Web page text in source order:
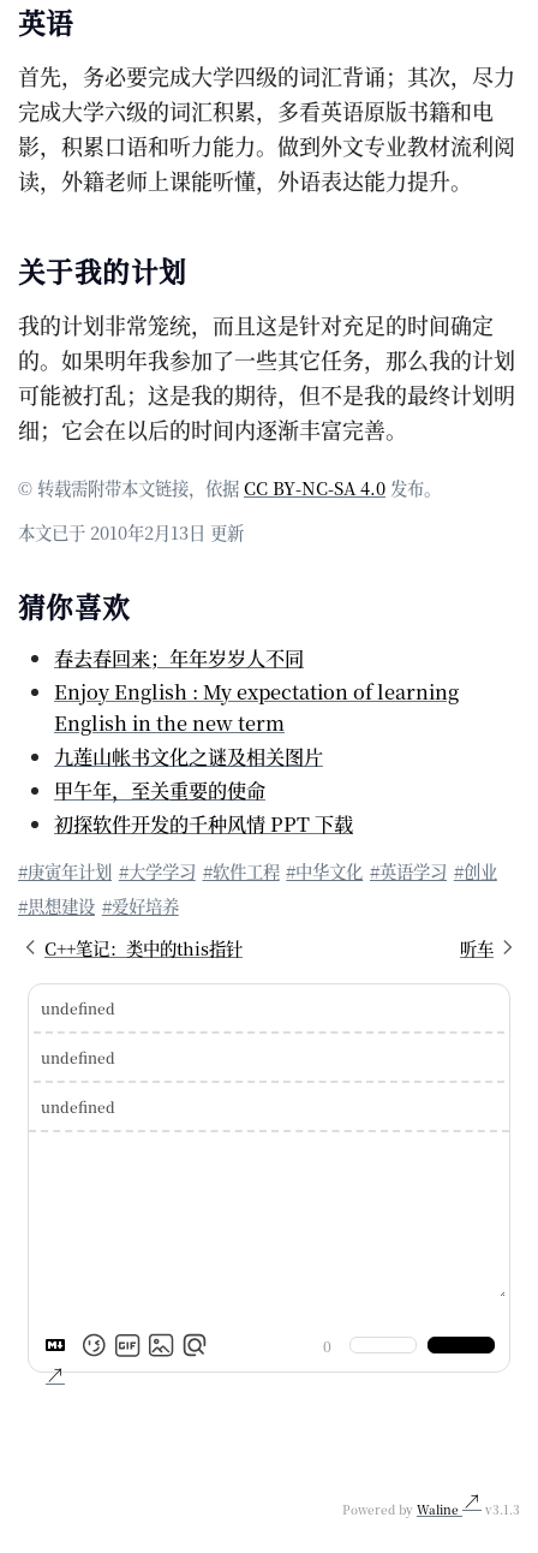
英语
首先，务必要完成大学四级的词汇背诵；其次，尽力
完成大学六级的词汇积累，多看英语原版书籍和电
影，积累口语和听力能力。做到外文专业教材流利阅
读，外籍老师上课能听懂，外语表达能力提升。
关于我的计划
我的计划非常笼统，而且这是针对充足的时间确定
的。如果明年我参加了一些其它任务，那么我的计划
可能被打乱；这是我的期待，但不是我的最终计划明
细；它会在以后的时间内逐渐丰富完善。
© 转载需附带本文链接，依据CC BY-NC-SA 4.0 发布。
本文已于 2010年2月13日 更新
猜你喜欢
春去春回来；年年岁岁人不同
Enjoy English : My expectation of learning
English in the new term
九莲山帐书文化之谜及相关图片
甲午年，至关重要的使命
初探软件开发的千种风情 PPT 下载
#庚寅年计划 #大学学习 #软件工程 #中华文化 #英语学习 #创业
#思想建设 #爱好培养
C++笔记：类中的this指针
听车
undefined
undefined
undefined
0
Powered by Waline v3.1.3